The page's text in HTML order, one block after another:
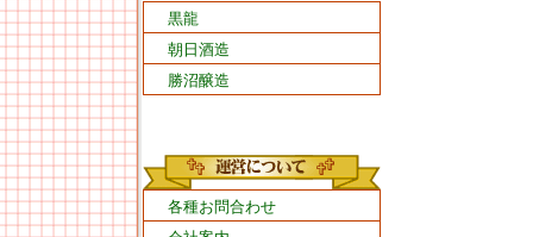
黒龍
朝日酒造
勝沼醸造
各種お問合わせ